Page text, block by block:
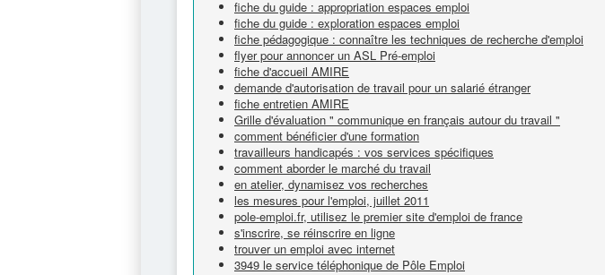
fiche du guide : appropriation espaces emploi
fiche du guide : exploration espaces emploi
fiche pédagogique : connaître les techniques de recherche d'emploi
flyer pour annoncer un ASL Pré-emploi
fiche d'accueil AMIRE
demande d'autorisation de travail pour un salarié étranger
fiche entretien AMIRE
Grille d'évaluation " communique en français autour du travail "
comment bénéficier d'une formation
travailleurs handicapés : vos services spécifiques
comment aborder le marché du travail
en atelier, dynamisez vos recherches
les mesures pour l'emploi, juillet 2011
pole-emploi.fr, utilisez le premier site d'emploi de france
s'inscrire, se réinscrire en ligne
trouver un emploi avec internet
3949 le service téléphonique de Pôle Emploi